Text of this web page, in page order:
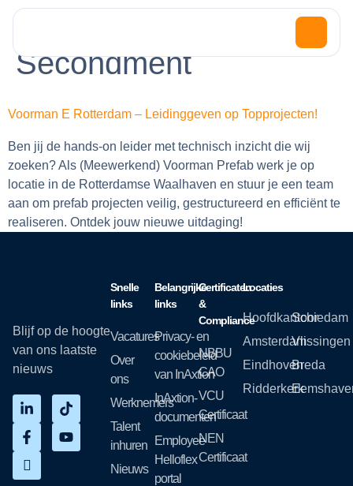
Secondment
Voorman E Rotterdam – Leidinggeven op Topprojecten!
Ben jij de hands-on leider met technisch inzicht die wij
zoeken? Als (Meewerkend) Voorman Prefab werk je op
locatie in de Rotterdamse Waalhaven en stuur je een team
aan om prefab projecten veilig, gestructureerd en efficiënt te
realiseren. Ontdek jouw nieuwe uitdaging!
Blijf op de hoogte
van ons laatste
nieuws
Snelle
links
Vacatures
Over
ons
Werknemers
Talent
inhuren
Nieuws
Belangrijke
links
Privacy- en
cookiebeleid
van InAxtion
InAxtion-
documenten
Employee
Helloflex
portal
Certificaten
&
Compliance
NBBU
CAO
VCU
Certificaat
NEN
Certificaat
Locaties
Hoofdkantoor
Amsterdam
Eindhoven
Ridderkerk
Schiedam
Vlissingen
Breda